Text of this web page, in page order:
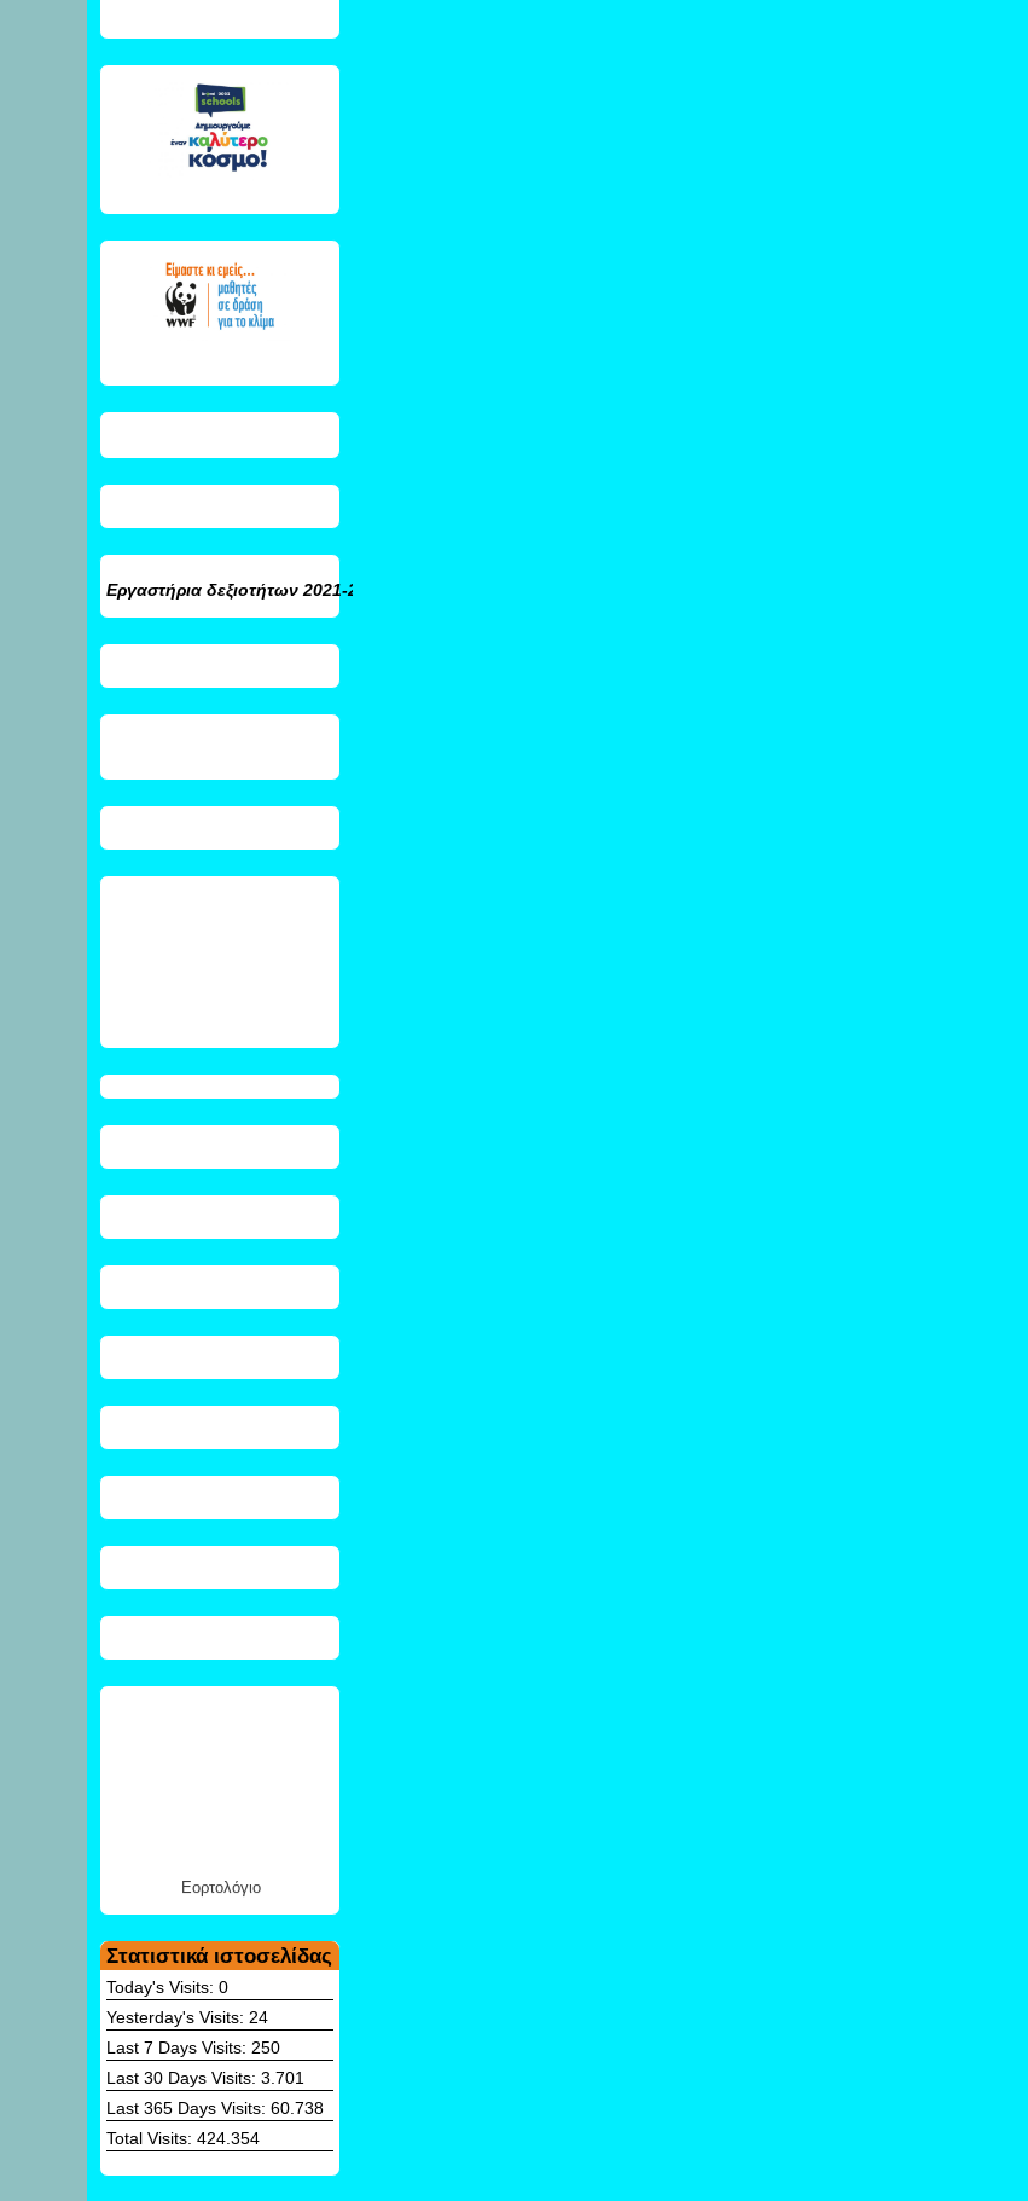
Εργαστήρια δεξιοτήτων 2021-2022
Εορτολόγιο
Στατιστικά ιστοσελίδας
Today's Visits: 0
Yesterday's Visits: 24
Last 7 Days Visits: 250
Last 30 Days Visits: 3.701
Last 365 Days Visits: 60.738
Total Visits: 424.354